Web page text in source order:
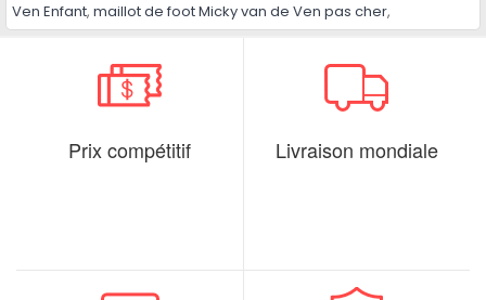
Ven Enfant, maillot de foot Micky van de Ven pas cher,
Prix compétitif Livraison mondiale